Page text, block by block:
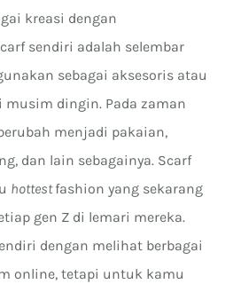
kreasi dengan
sendiri adalah selembar
sebagai aksesoris atau
musim dingin. Pada zaman
menjadi pakaian,
dan lain sebagainya. Scarf
hottestfashion yang sekarang
gen Z di lemari mereka.
dengan melihat berbagai
online, tetapi untuk kamu